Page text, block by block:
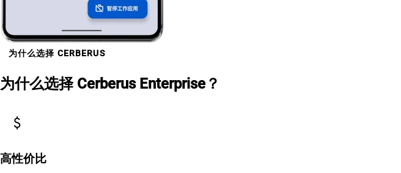
为什么选择 CERBERUS
为什么选择 Cerberus Enterprise？
attach_money
高性价比